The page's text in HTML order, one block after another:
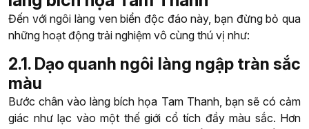
Đến với ngôi làng ven biển độc đáo này, bạn đừng bỏ qua
những hoạt động trải nghiệm vô cùng thú vị như:
2.1. Dạo quanh ngôi làng ngập tràn sắc
màu
Bước chân vào làng bích họa Tam Thanh, bạn sẽ có cảm
giác như lạc vào một thế giới cổ tích đầy màu sắc. Hơn